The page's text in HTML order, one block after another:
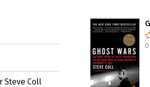
Steve Coll
0